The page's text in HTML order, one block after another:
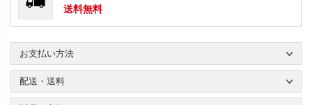
送料無料
お支払い方法
配送・送料